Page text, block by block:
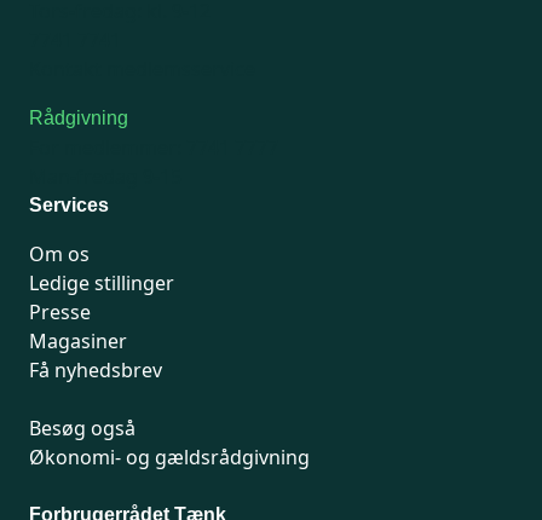
Rådgivning
Services
Om os
Ledige stillinger
Presse
Magasiner
Få nyhedsbrev
Besøg også
Økonomi- og gældsrådgivning
Forbrugerrådet Tænk